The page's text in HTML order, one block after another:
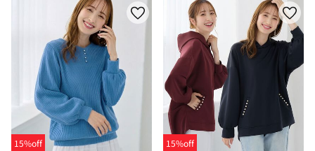
15%off
15%off